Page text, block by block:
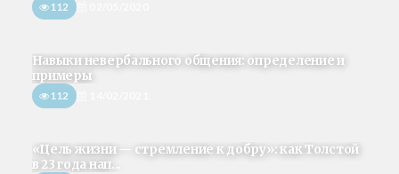
112
Навыки невербального общения: определение и
примеры
112
«Цель жизни — стремление к добру»: как Толстой
в 23 года нап...